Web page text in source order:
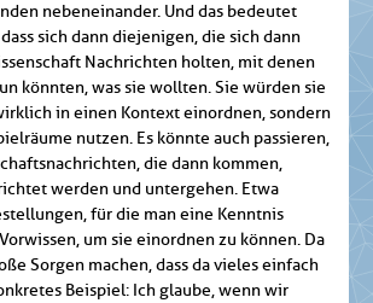
nebeneinander. Und das bedeutet
sich dann diejenigen, die sich dann
Nachrichten holten, mit denen
könnten, was sie wollten. Sie würden sie
in einen Kontext einordnen, sondern
nutzen. Es könnte auch passieren,
die dann kommen,
werden und untergehen. Etwa
für die man eine Kenntnis
um sie einordnen zu können. Da
Sorgen machen, dass da vieles einfach
Beispiel: Ich glaube, wenn wir